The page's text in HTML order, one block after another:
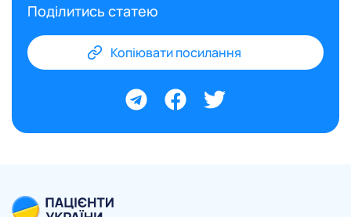
Поділитись статею
Копіювати посилання